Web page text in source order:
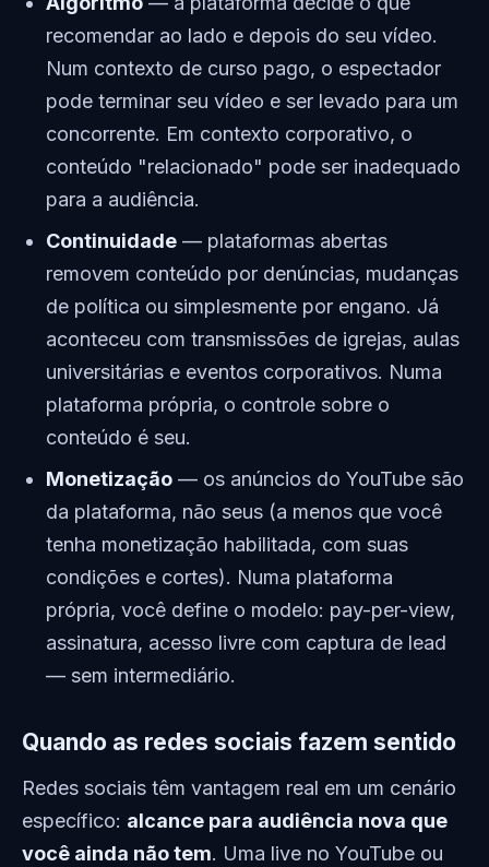
recomendar ao lado e depois do seu vídeo.
Num contexto de curso pago, o espectador
pode terminar seu vídeo e ser levado para um
concorrente. Em contexto corporativo, o
conteúdo "relacionado" pode ser inadequado
para a audiência.
Continuidade — plataformas abertas
removem conteúdo por denúncias, mudanças
de política ou simplesmente por engano. Já
aconteceu com transmissões de igrejas, aulas
universitárias e eventos corporativos. Numa
plataforma própria, o controle sobre o
conteúdo é seu.
Monetização — os anúncios do YouTube são
da plataforma, não seus (a menos que você
tenha monetização habilitada, com suas
condições e cortes). Numa plataforma
própria, você define o modelo: pay-per-view,
assinatura, acesso livre com captura de lead
— sem intermediário.
Quando as redes sociais fazem sentido
Redes sociais têm vantagem real em um cenário
específico: alcance para audiência nova que
você ainda não tem. Uma live no YouTube ou